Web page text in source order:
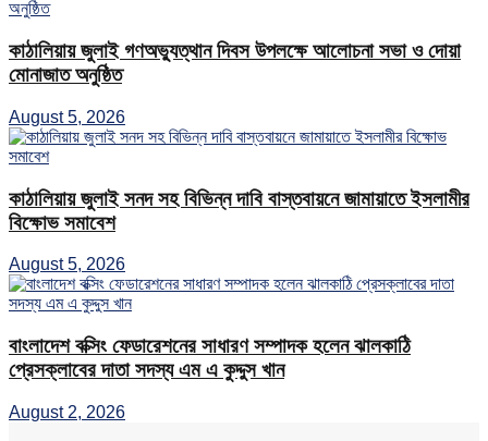
কাঠালিয়ায় জুলাই গণঅভ্যুত্থান দিবস উপলক্ষে আলোচনা সভা ও দোয়া
মোনাজাত অনুষ্ঠিত
August 5, 2026
কাঠালিয়ায় জুলাই সনদ সহ বিভিন্ন দাবি বাস্তবায়নে জামায়াতে ইসলামীর
বিক্ষোভ সমাবেশ
August 5, 2026
বাংলাদেশ বক্সিং ফেডারেশনের সাধারণ সম্পাদক হলেন ঝালকাঠি
প্রেসক্লাবের দাতা সদস্য এম এ কুদ্দুস খান
August 2, 2026